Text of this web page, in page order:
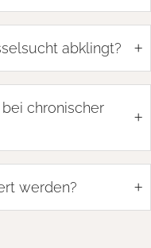
abklingt? +
chronischer
+
werden? +